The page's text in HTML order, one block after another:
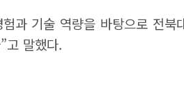
과 기술 역량을 바탕으로 전
고 말했다.